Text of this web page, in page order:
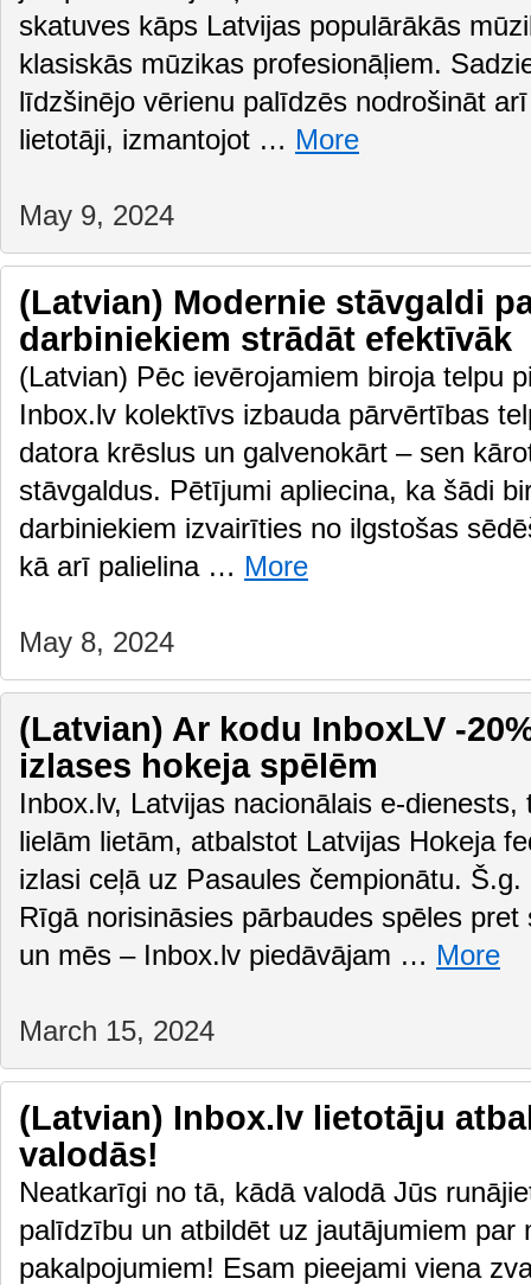
skatuves kāps Latvijas populārākās
klasiskās mūzikas profesionāļiem.
līdzšinējo vērienu palīdzēs nodrošināt
lietotāji, izmantojot … More
May 9, 2024
(Latvian) Modernie stāvgaldi
darbiniekiem strādāt efektīvāk
(Latvian) Pēc ievērojamiem biroja telpu
Inbox.lv kolektīvs izbauda pārvērtības
datora krēslus un galvenokārt – sen
stāvgaldus. Pētījumi apliecina, ka šādi
darbiniekiem izvairīties no ilgstošas
kā arī palielina … More
May 8, 2024
(Latvian) Ar kodu InboxLV -
izlases hokeja spēlēm
Inbox.lv, Latvijas nacionālais e-
lielām lietām, atbalstot Latvijas Hokeja
izlasi ceļā uz Pasaules čempionātu.
Rīgā norisināsies pārbaudes spēles
un mēs – Inbox.lv piedāvājam … More
March 15, 2024
(Latvian) Inbox.lv lietotāju
valodās!
Neatkarīgi no tā, kādā valodā Jūs
palīdzību un atbildēt uz jautājumiem par
pakalpojumiem! Esam pieejami viena